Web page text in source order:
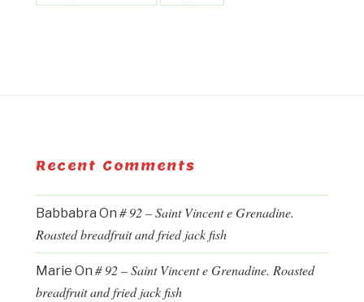
Recent Comments
Babbabra On # 92 – Saint Vincent e Grenadine.
Roasted breadfruit and fried jack fish
Marie On # 92 – Saint Vincent e Grenadine. Roasted
breadfruit and fried jack fish